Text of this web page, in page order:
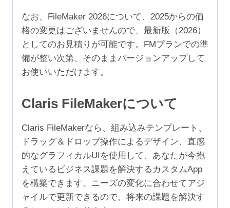
ー
ザ）
個
なお、FileMaker 2026について、2025からの価
格の変更はございませんので、最新版（2026）
としてのお見積りが可能です。FMプランでの準
備が整い次第、そのままバージョンアップして
お使いいただけます。
Claris FileMakerについて
Claris FileMakerなら、組み込みテンプレート、
ドラッグ＆ドロップ操作によるデザイン、直感
的なグラフィカルUIを使用して、あなたが今抱
えているビジネス課題を解決するカスタムApp
を構築できます。ニーズの変化に合わせてアジ
ャイルで更新できるので、将来の課題を解決す